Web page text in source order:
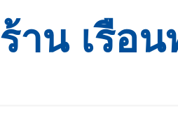
ร้าน เรือน